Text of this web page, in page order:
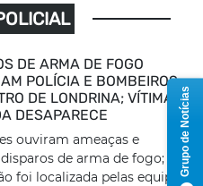
DE ARMA DE FOGO
POLÍCIA E BOMBEIROS
DE LONDRINA; VÍTIMA
DESAPARECE
ouviram ameaças e
de arma de fogo;
foi localizada pelas equipesGrupo de Notícias